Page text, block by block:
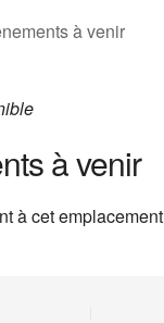
à venir
à venir
à cet emplacement